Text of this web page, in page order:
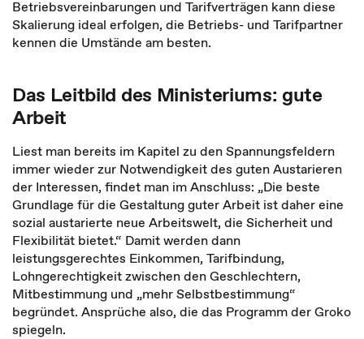
Betriebsvereinbarungen und Tarifverträgen kann diese
Skalierung ideal erfolgen, die Betriebs- und Tarifpartner
kennen die Umstände am besten.
Das Leitbild des Ministeriums: gute
Arbeit
Liest man bereits im Kapitel zu den Spannungsfeldern
immer wieder zur Notwendigkeit des guten Austarieren
der Interessen, findet man im Anschluss: „Die beste
Grundlage für die Gestaltung guter Arbeit ist daher eine
sozial austarierte neue Arbeitswelt, die Sicherheit und
Flexibilität bietet.“ Damit werden dann
leistungsgerechtes Einkommen, Tarifbindung,
Lohngerechtigkeit zwischen den Geschlechtern,
Mitbestimmung und „mehr Selbstbestimmung“
begründet. Ansprüche also, die das Programm der Groko
spiegeln.